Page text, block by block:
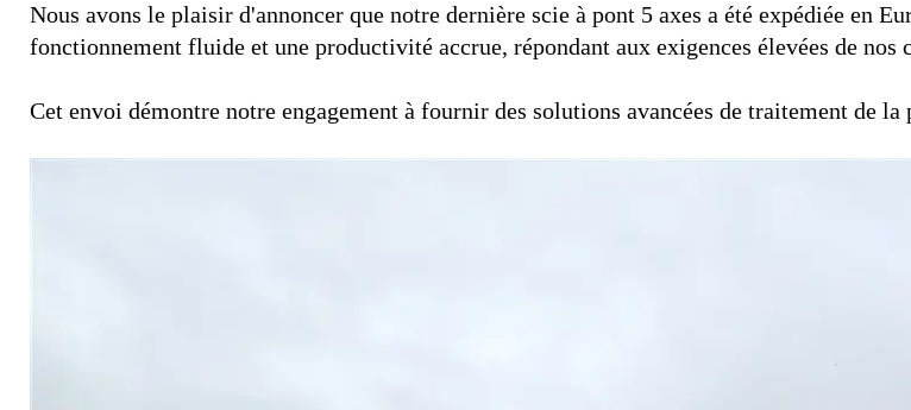
Nous avons le plaisir d'annoncer que notre dernière scie à pont 5 axes a été expédiée en
fonctionnement fluide et une productivité accrue, répondant aux exigences élevées de nos
Cet envoi démontre notre engagement à fournir des solutions avancées de traitement de